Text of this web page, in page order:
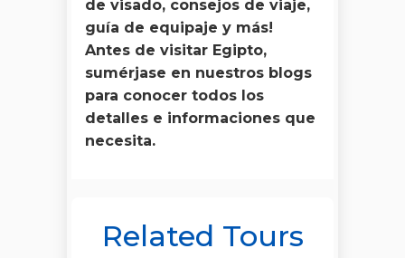
de visado, consejos de viaje,
guía de equipaje y más!
Antes de visitar Egipto,
sumérjase en nuestros blogs
para conocer todos los
detalles e informaciones que
necesita.
Related Tours